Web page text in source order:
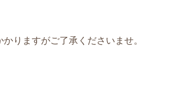
りますがご了承くださいませ。